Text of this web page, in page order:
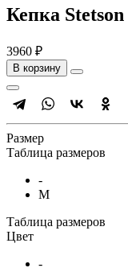
Кепка Stetson
3960 ₽
В корзину
Размер
Таблица размеров
-
M
Таблица размеров
Цвет
-